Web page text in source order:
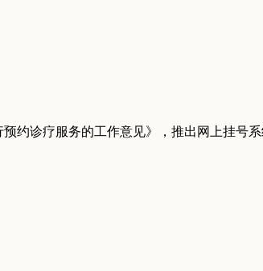
约诊疗服务的工作意见》，推出网上挂号系